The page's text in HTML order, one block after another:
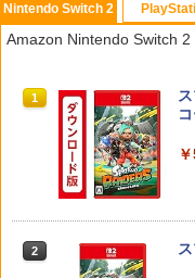
1
[
1
[
1
Nintendo Switch 2
Amazon Nintendo Switch 2
1
2